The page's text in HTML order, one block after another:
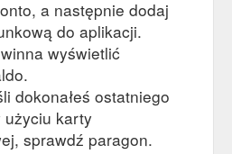
a następnie dodaj
do aplikacji.
wyświetlić
dokonałeś ostatniego
karty
sprawdź paragon.